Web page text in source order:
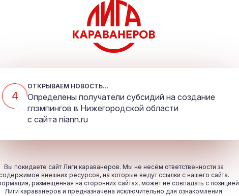
4
ОТКРЫВАЕМ НОВОСТЬ...
Определены получатели субсидий на создание
глэмпингов в Нижегородской области
с сайта niann.ru
Вы покидаете сайт Лиги караванеров. Мы не несём ответственности за
внешних ресурсов, на которые ведут ссылки с нашего сайта.
размещённая на сторонних сайтах, может не совпадать с позицией
Лиги караванеров и предназначена исключительно для ознакомления.